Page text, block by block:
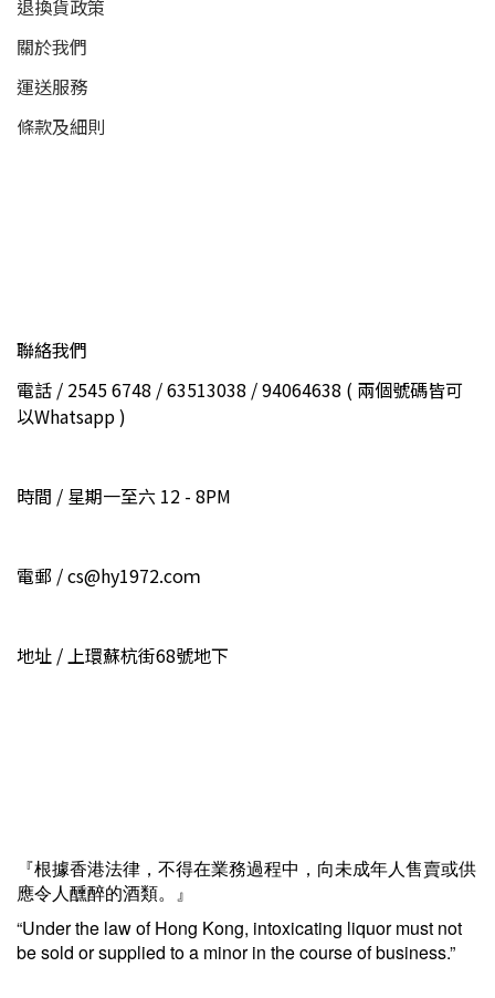
退換貨政策
關於我們
運送服務
條款及細則
聯絡我們
電話 / 2545 6748 / 63513038 / 94064638 ( 兩個號碼皆可
以Whatsapp )
時間 / 星期一至六 12 - 8PM
電郵 / cs@hy1972.coｍ
地址 / 上環蘇杭街68號地下
『根據香港法律，不得在業務過程中，向未成年人售賣或供
應令人醺醉的酒類。』
“Under the law of Hong Kong, intoxicating liquor must not
be sold or supplied to a minor in the course of business.”